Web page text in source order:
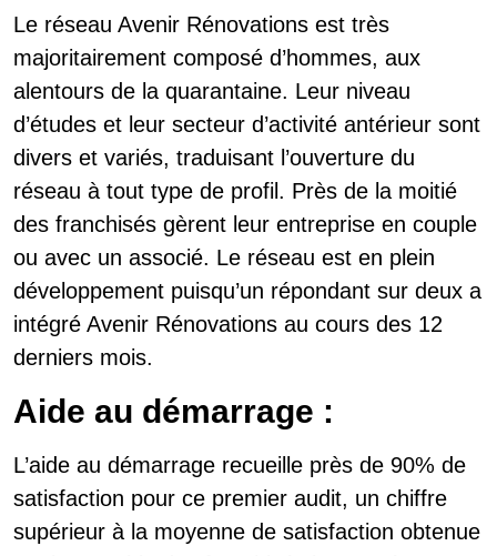
Le réseau Avenir Rénovations est très
majoritairement composé d’hommes, aux
alentours de la quarantaine. Leur niveau
d’études et leur secteur d’activité antérieur sont
divers et variés, traduisant l’ouverture du
réseau à tout type de profil. Près de la moitié
des franchisés gèrent leur entreprise en couple
ou avec un associé. Le réseau est en plein
développement puisqu’un répondant sur deux a
intégré Avenir Rénovations au cours des 12
derniers mois.
Aide au démarrage :
L’aide au démarrage recueille près de 90% de
satisfaction pour ce premier audit, un chiffre
supérieur à la moyenne de satisfaction obtenue